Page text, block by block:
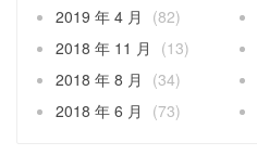
2019 年 4 月
(82)
2018 年 11 月
(13)
2018 年 8 月
(34)
2018 年 6 月
(73)